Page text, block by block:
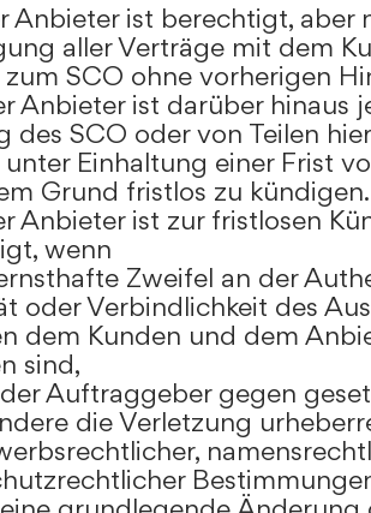
ist berechtigt, aber
aller Verträge mit dem
zum SCO ohne vorherigen
ist darüber hinaus
des SCO oder von Teilen
unter Einhaltung einer Frist
Grund fristlos zu kündigen.
ist zur fristlosen
wenn
Zweifel an der
oder Verbindlichkeit des
dem Kunden und dem
sind,
Auftraggeber gegen
die Verletzung